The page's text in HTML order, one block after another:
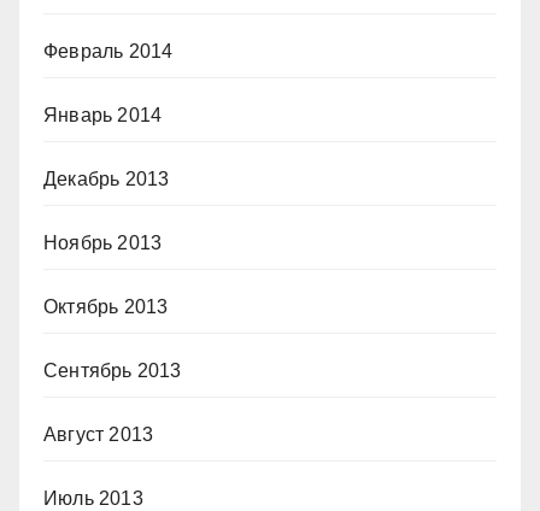
Февраль 2014
Январь 2014
Декабрь 2013
Ноябрь 2013
Октябрь 2013
Сентябрь 2013
Август 2013
Июль 2013